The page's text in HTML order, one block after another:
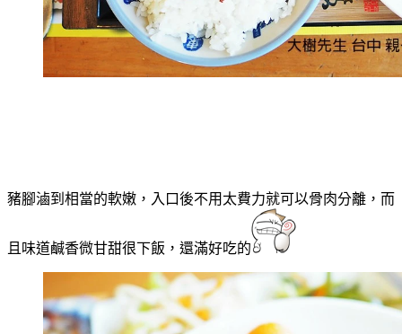
豬腳滷到相當的軟嫩，入口後不用太費力就可以骨肉分離，而
且味道鹹香微甘甜很下飯，還滿好吃的